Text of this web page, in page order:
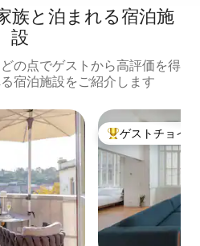
族と泊まれる宿泊施
設
の点でゲストから高評価を得
宿泊施設をご紹介します
す。 大好評のゲスト
ゲストチョイス